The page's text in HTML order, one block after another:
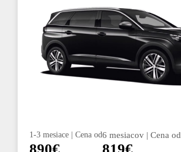
1-3 mesiace | Cena od
890€
6 mesiacov | Cena od
819€